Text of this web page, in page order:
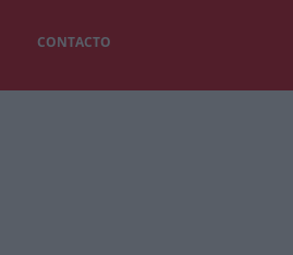
CONTACTO